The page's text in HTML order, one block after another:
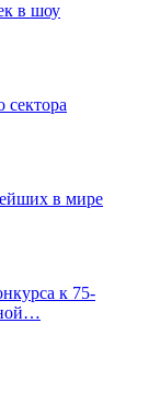
в шоу
сектора
в мире
к 75-